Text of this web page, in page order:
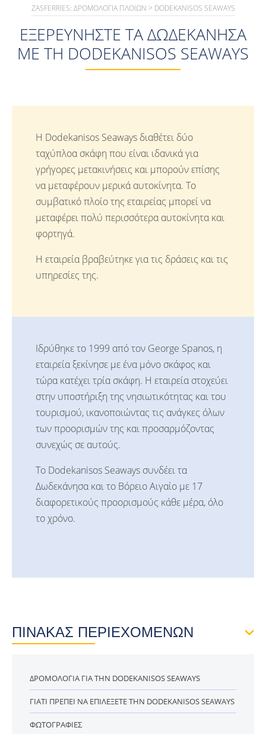
ZASFERRIES: ΔΡΟΜΟΛΌΓΙΑ ΠΛΟΊΩΝ > DODEKANISOS SEAWAYS
ΕΞΕΡΕΥΝΉΣΤΕ ΤΑ ΔΩΔΕΚΆΝΗΣΑ
ΜΕ ΤΗ DODEKANISOS SEAWAYS
Η Dodekanisos Seaways διαθέτει δύο
ταχύπλοα σκάφη που είναι ιδανικά για
γρήγορες μετακινήσεις και μπορούν επίσης
να μεταφέρουν μερικά αυτοκίνητα. Το
συμβατικό πλοίο της εταιρείας μπορεί να
μεταφέρει πολύ περισσότερα αυτοκίνητα και
φορτηγά.
Η εταιρεία βραβεύτηκε για τις δράσεις και τις
υπηρεσίες της.
Ιδρύθηκε το 1999 από τον George Spanos, η
εταιρεία ξεκίνησε με ένα μόνο σκάφος και
τώρα κατέχει τρία σκάφη. Η εταιρεία στοχεύει
στην υποστήριξη της νησιωτικότητας και του
τουρισμού, ικανοποιώντας τις ανάγκες όλων
των προορισμών της και προσαρμόζοντας
συνεχώς σε αυτούς.
Το Dodekanisos Seaways συνδέει τα
Δωδεκάνησα και το Βόρειο Αιγαίο με 17
διαφορετικούς προορισμούς κάθε μέρα, όλο
το χρόνο.
ΠΙΝΑΚΑΣ ΠΕΡΙΕΧΟΜΕΝΩΝ
ΔΡΟΜΟΛΌΓΙΑ ΓΙΑ ΤΗΝ DODEKANISOS SEAWAYS
ΓΙΑΤΊ ΠΡΈΠΕΙ ΝΑ ΕΠΙΛΈΞΕΤΕ ΤΗΝ DODEKANISOS SEAWAYS
ΦΩΤΟΓΡΑΦΊΕΣ